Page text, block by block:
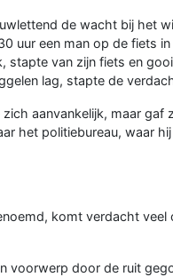
de wacht bij het
uur een man op de fiets
stapte van zijn fiets en
lag, stapte de
aanvankelijk, maar gaf
het politiebureau, waar
komt verdacht veel
voorwerp door de ruit